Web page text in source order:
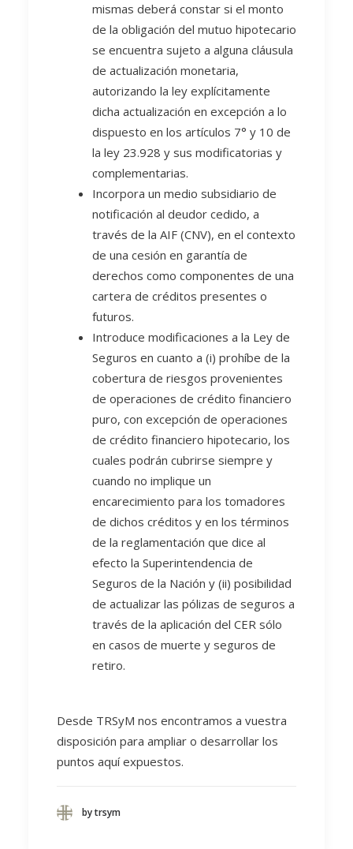
mismas deberá constar si el monto
de la obligación del mutuo hipotecario
se encuentra sujeto a alguna cláusula
de actualización monetaria,
autorizando la ley explícitamente
dicha actualización en excepción a lo
dispuesto en los artículos 7° y 10 de
la ley 23.928 y sus modificatorias y
complementarias.
Incorpora un medio subsidiario de
notificación al deudor cedido, a
través de la AIF (CNV), en el contexto
de una cesión en garantía de
derechos como componentes de una
cartera de créditos presentes o
futuros.
Introduce modificaciones a la Ley de
Seguros en cuanto a (i) prohíbe de la
cobertura de riesgos provenientes
de operaciones de crédito financiero
puro, con excepción de operaciones
de crédito financiero hipotecario, los
cuales podrán cubrirse siempre y
cuando no implique un
encarecimiento para los tomadores
de dichos créditos y en los términos
de la reglamentación que dice al
efecto la Superintendencia de
Seguros de la Nación y (ii) posibilidad
de actualizar las pólizas de seguros a
través de la aplicación del CER sólo
en casos de muerte y seguros de
retiro.
Desde TRSyM nos encontramos a vuestra
disposición para ampliar o desarrollar los
puntos aquí expuestos.
by trsym